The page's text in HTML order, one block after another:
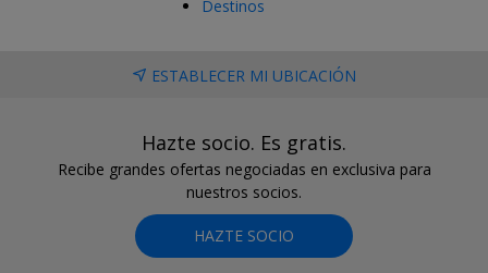
Destinos
ESTABLECER MI UBICACIÓN
Hazte socio. Es gratis.
Recibe grandes ofertas negociadas en exclusiva para
nuestros socios.
HAZTE SOCIO